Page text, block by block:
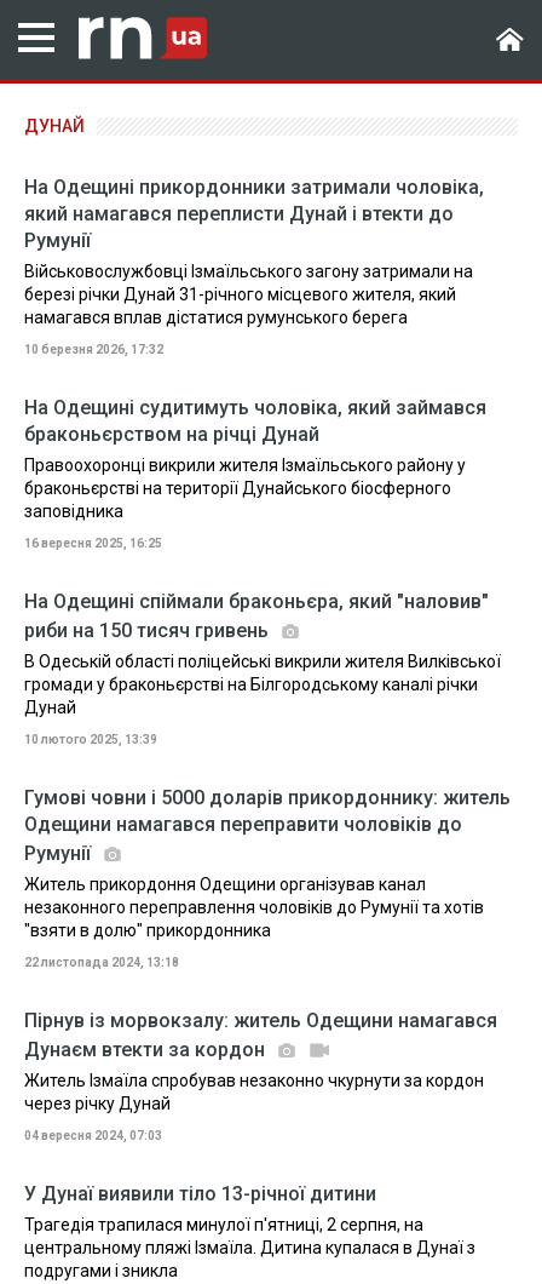
ДУНАЙ
На Одещині прикордонники затримали чоловіка,
який намагався переплисти Дунай і втекти до
Румунії
Військовослужбовці Ізмаїльського загону затримали на
березі річки Дунай 31-річного місцевого жителя, який
намагався вплав дістатися румунського берега
10 березня 2026, 17:32
На Одещині судитимуть чоловіка, який займався
браконьєрством на річці Дунай
Правоохоронці викрили жителя Ізмаїльського району у
браконьєрстві на території Дунайського біосферного
заповідника
16 вересня 2025, 16:25
На Одещині спіймали браконьєра, який "наловив"
риби на 150 тисяч гривень
В Одеській області поліцейські викрили жителя Вилківської
громади у браконьєрстві на Білгородському каналі річки
Дунай
10 лютого 2025, 13:39
Гумові човни і 5000 доларів прикордоннику: житель
Одещини намагався переправити чоловіків до
Румунії
Житель прикордоння Одещини організував канал
незаконного переправлення чоловіків до Румунії та хотів
"взяти в долю" прикордонника
22 листопада 2024, 13:18
Пірнув із морвокзалу: житель Одещини намагався
Дунаєм втекти за кордон
Житель Ізмаїла спробував незаконно чкурнути за кордон
через річку Дунай
04 вересня 2024, 07:03
У Дунаї виявили тіло 13-річної дитини
Трагедія трапилася минулої п'ятниці, 2 серпня, на
центральному пляжі Ізмаїла. Дитина купалася в Дунаї з
подругами і зникла